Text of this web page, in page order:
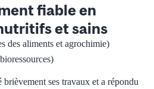
fiable en
et sains
des aliments et agrochimie)
brièvement ses travaux et a répondu